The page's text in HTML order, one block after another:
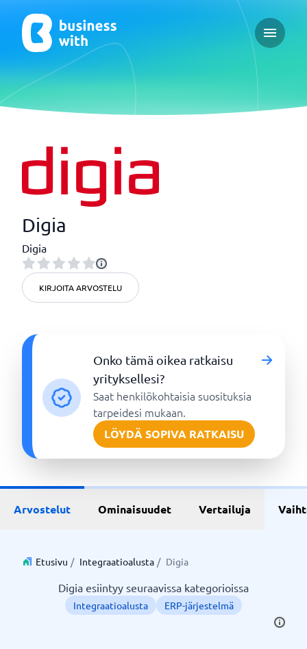
Open
Digia
Digia
KIRJOITA ARVOSTELU
Onko tämä oikea ratkaisu
yrityksellesi?
Saat henkilökohtaisia suosituksia
tarpeidesi mukaan.
LÖYDÄ SOPIVA RATKAISU
Arvostelut Ominaisuudet Vertailuja
Etusivu / Integraatioalusta / Digia
Digia esiintyy seuraavissa kategorioissa
Integraatioalusta ERP-järjestelmä